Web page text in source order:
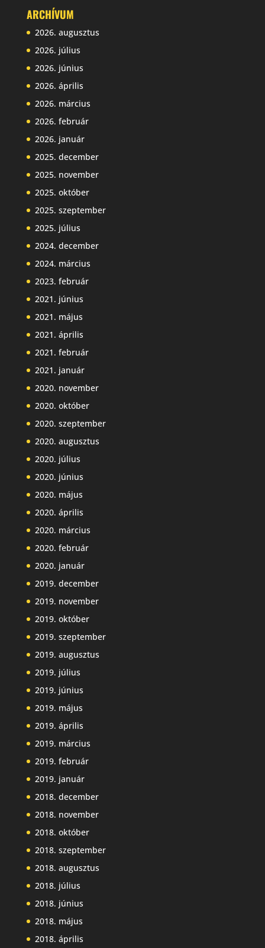
ARCHÍVUM
2026. augusztus
2026. július
2026. június
2026. április
2026. március
2026. február
2026. január
2025. december
2025. november
2025. október
2025. szeptember
2025. július
2024. december
2024. március
2023. február
2021. június
2021. május
2021. április
2021. február
2021. január
2020. november
2020. október
2020. szeptember
2020. augusztus
2020. július
2020. június
2020. május
2020. április
2020. március
2020. február
2020. január
2019. december
2019. november
2019. október
2019. szeptember
2019. augusztus
2019. július
2019. június
2019. május
2019. április
2019. március
2019. február
2019. január
2018. december
2018. november
2018. október
2018. szeptember
2018. augusztus
2018. július
2018. június
2018. május
2018. április